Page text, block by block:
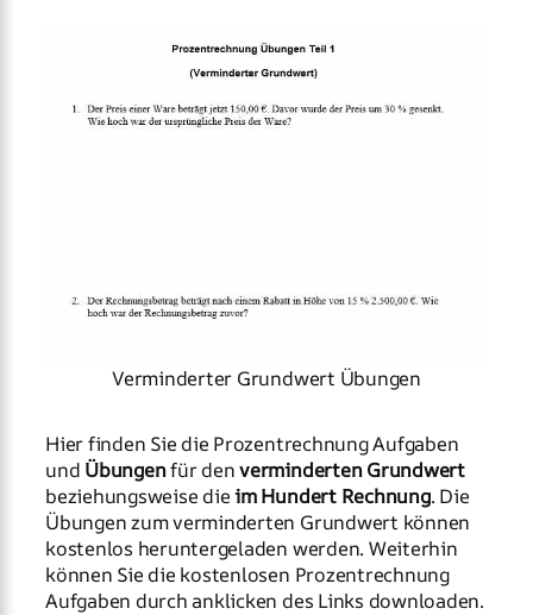
Verminderter Grundwert Übungen
Hier finden Sie die Prozentrechnung Aufgaben
und Übungenfür denverminderten Grundwert
beziehungsweise dieim Hundert Rechnung. Die
Übungen zum verminderten Grundwert können
kostenlos heruntergeladen werden. Weiterhin
können Sie die kostenlosen Prozentrechnung
Aufgaben durch anklicken des Links downloaden.